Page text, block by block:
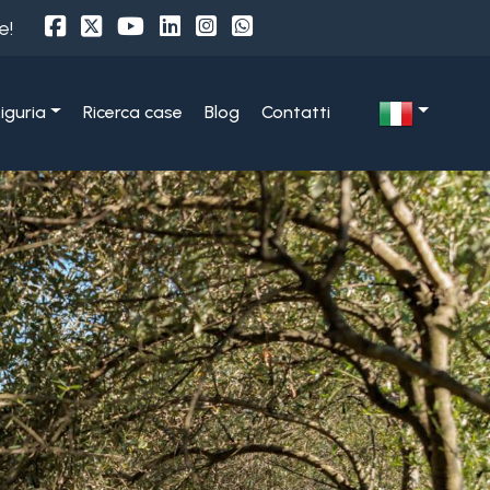
Ricerca case Blog Contatti